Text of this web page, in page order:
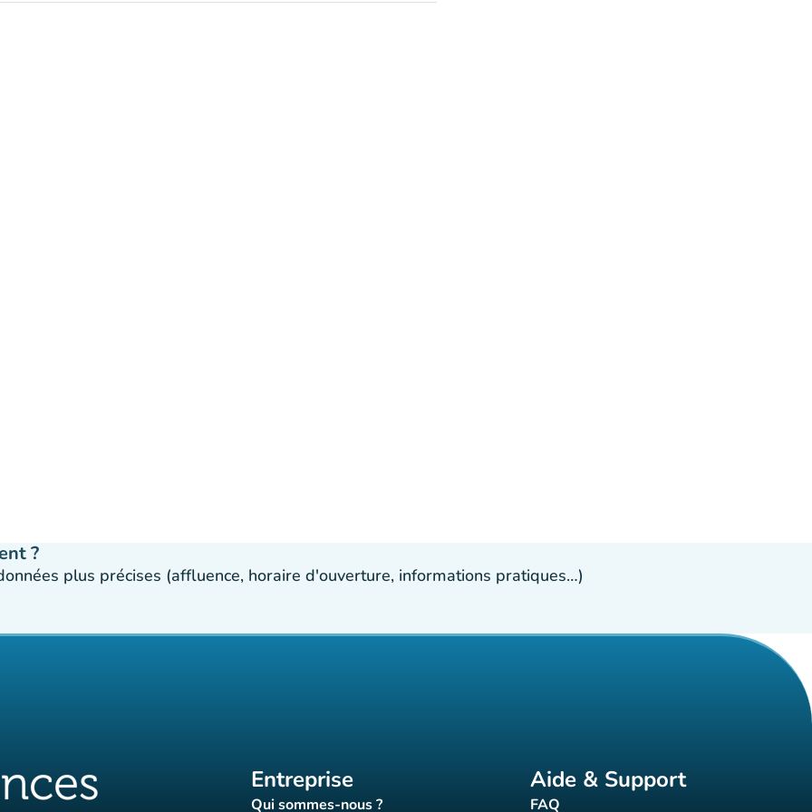
?
plus précises (affluence, horaire d'ouverture, informations pratiques…)
Entreprise
Qui sommes-nous ?
Aide & Support
FAQ